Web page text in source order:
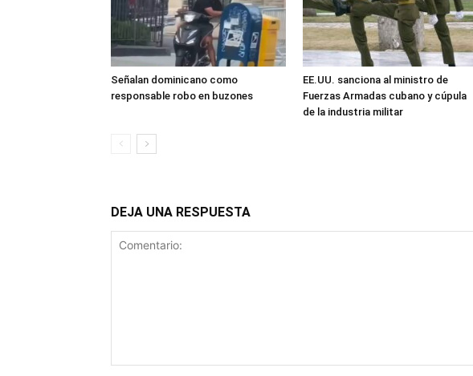
Señalan dominicano como
responsable robo en buzones
EE.UU. sanciona al ministro de
Fuerzas Armadas cubano y cúpula
de la industria militar
DEJA UNA RESPUESTA